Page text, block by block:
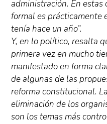
administración. En
formal es prácticamente
tenía hace un año”.
Y, en lo político, resalta
primera vez en mucho
manifestado en forma
de algunas de las
reforma constitucional.
eliminación de los
son los temas más